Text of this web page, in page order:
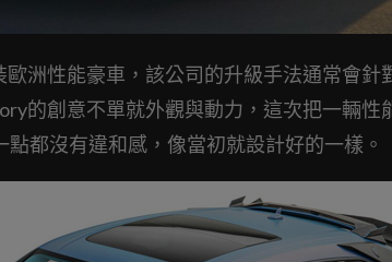
洲性能豪車，該公司的升級手法通常會針
的創意不單就外觀與動力，這次把一輛性
都沒有違和感，像當初就設計好的一樣。